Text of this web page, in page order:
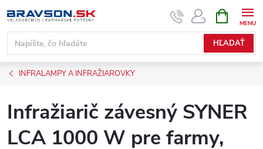
na
obsah
HĽADAŤ
KOŠÍK
INFRALAMPY A INFRAŽIAROVKY
Infražiarič závesný SYNER
LCA 1000 W pre farmy,